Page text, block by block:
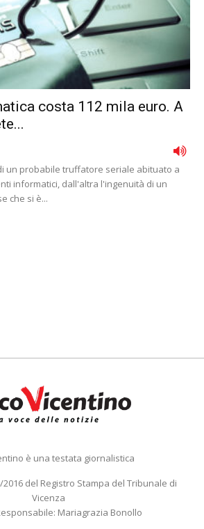
costa 112 mila euro. A
un probabile truffatore seriale abituato a
informatici, dall'altra l'ingenuità di un
che si è...
è una testata giornalistica
del Registro Stampa del Tribunale di
Vicenza
Mariagrazia Bonollo